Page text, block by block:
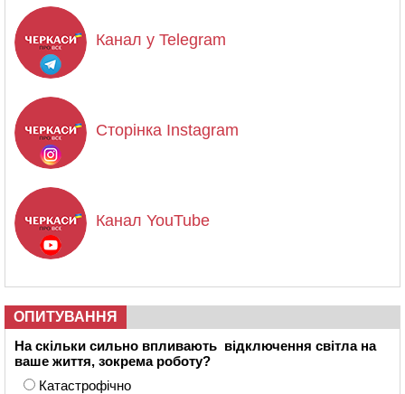
Канал у Telegram
Сторінка Instagram
Канал YouTube
ОПИТУВАННЯ
На скільки сильно впливають відключення світла на
ваше життя, зокрема роботу?
Катастрофічно